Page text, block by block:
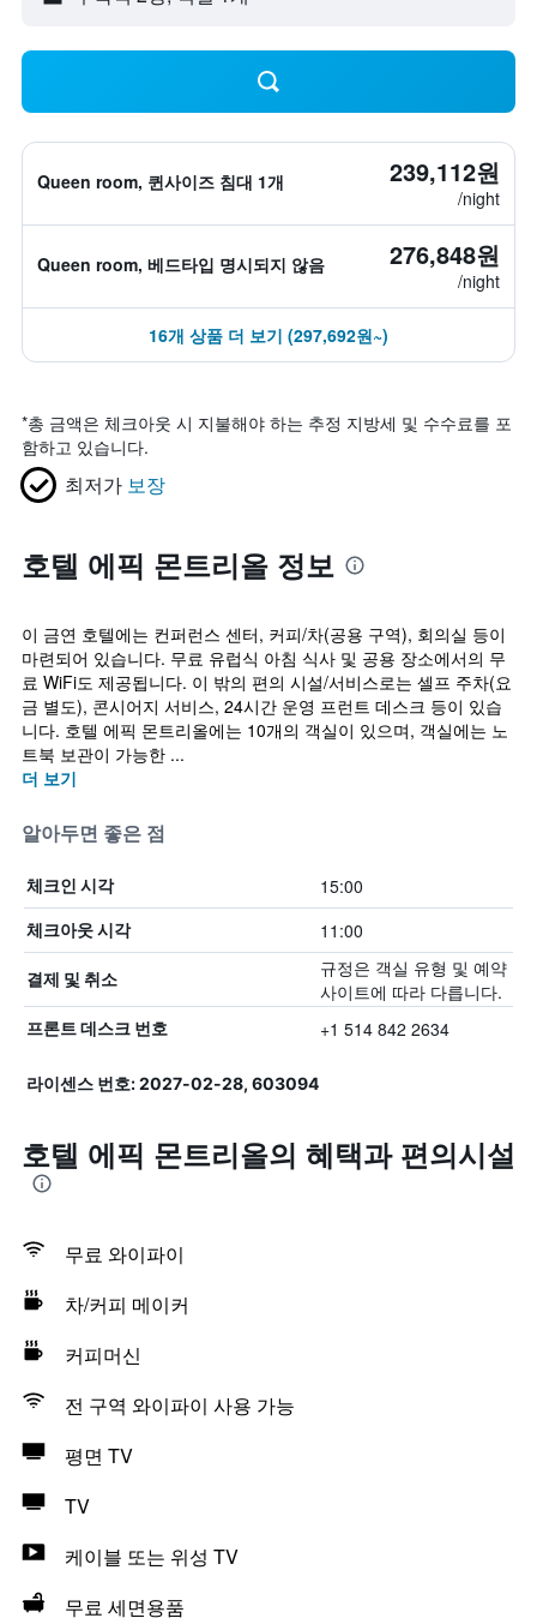
Queen room, 퀸사이즈 침대 1개 239,112원
/night
Queen room, 베드타입 명시되지 않음 276,848원
/night
16개 상품 더 보기 (297,692원~)
*총 금액은 체크아웃 시 지불해야 하는 추정 지방세 및 수수료를 포
함하고 있습니다.
최저가 보장
호텔 에픽 몬트리올 정보
이 금연 호텔에는 컨퍼런스 센터, 커피/차(공용 구역), 회의실 등이
마련되어 있습니다. 무료 유럽식 아침 식사 및 공용 장소에서의 무
료 WiFi도 제공됩니다. 이 밖의 편의 시설/서비스로는 셀프 주차(요
금 별도), 콘시어지 서비스, 24시간 운영 프런트 데스크 등이 있습
니다. 호텔 에픽 몬트리올에는 10개의 객실이 있으며, 객실에는 노
트북 보관이 가능한 ...
더 보기
알아두면 좋은 점
체크인 시각 15:00
체크아웃 시각 11:00
결제 및 취소
규정은 객실 유형 및 예약
사이트에 따라 다릅니다.
프론트 데스크 번호 +1 514 842 2634
라이센스 번호: 2027-02-28, 603094
호텔 에픽 몬트리올의 혜택​과 편의시설
무료 와이파이
차/커피 메이커
커피머신
전 구역 와이파이 사용 가능
평면 TV
TV
케이블 또는 위성 TV
무료 세면용품